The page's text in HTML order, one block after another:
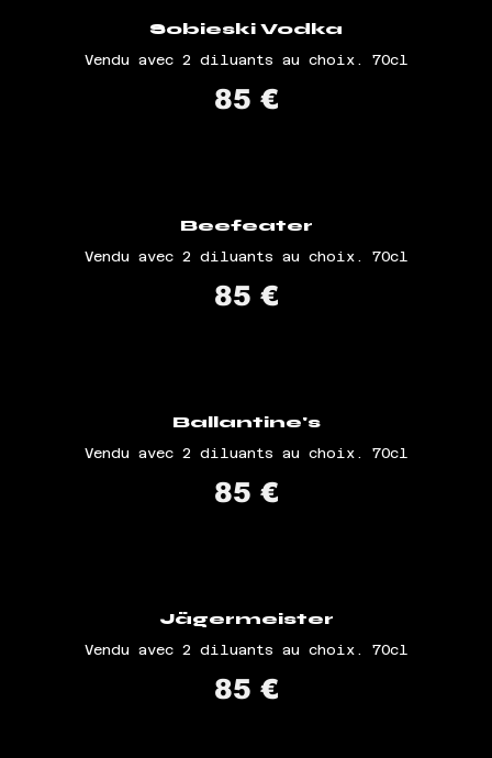
Sobieski Vodka
Vendu avec 2 diluants au choix. 70cl
85 €
Beefeater
Vendu avec 2 diluants au choix. 70cl
85 €
Ballantine's
Vendu avec 2 diluants au choix. 70cl
85 €
Jägermeister
Vendu avec 2 diluants au choix. 70cl
85 €